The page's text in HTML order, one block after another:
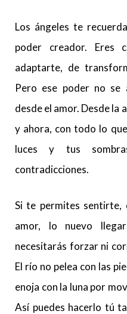
Los ángeles te
poder creador. Eres
adaptarte, de
Pero ese poder no se
desde el amor. Desde la
y ahora, con todo lo
luces y tus
contradicciones.
Si te permites sentirte,
amor, lo nuevo
necesitarás forzar ni
El río no pelea con las
enoja con la luna por
Así puedes hacerlo tú